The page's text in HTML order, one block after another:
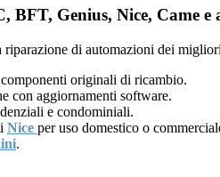
BFT, Genius, Nice, Came e
di automazioni dei
originali di ricambio.
con aggiornamenti software.
e condominiali.
Nice per uso domestico o
.